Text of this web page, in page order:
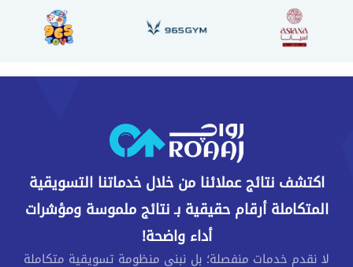
اكتشف نتائج عملائنا من خلال خدماتنا التسويقية
المتكاملة أرقام حقيقية بـ نتائج ملموسة ومؤشرات
أداء واضحة!
لا نقدم خدمات منفصلة؛ بل نبني منظومة تسويقية متكاملة